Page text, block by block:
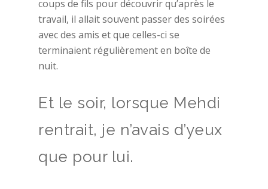
coups de fils pour découvrir qu’après le
travail, il allait souvent passer des soirées
avec des amis et que celles-ci se
terminaient régulièrement en boîte de
nuit.
Et le soir, lorsque Mehdi
rentrait, je n’avais d’yeux
que pour lui.